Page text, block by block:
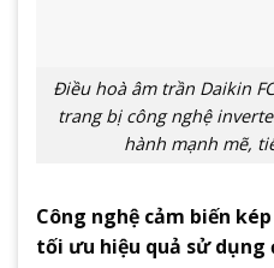
Điều hoà âm trần Daikin
trang bị công nghệ
hành mạnh mẽ,
Công nghệ cảm biến
tối ưu hiệu quả sử dụng